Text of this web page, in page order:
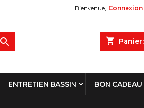
Bienvenue, Connexion
shopping_cart Panier:

ENTRETIEN BASSIN BON CADEAU